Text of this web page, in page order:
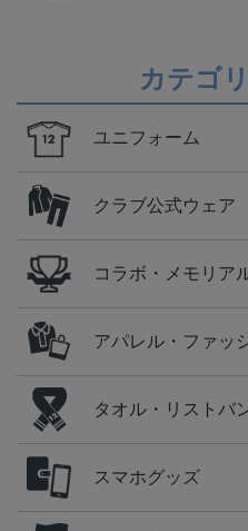
カテゴ
ユニフォーム
クラブ公式ウェア
コラボ・メモリア
アパレル・ファッ
タオル・リストバ
スマホグッズ